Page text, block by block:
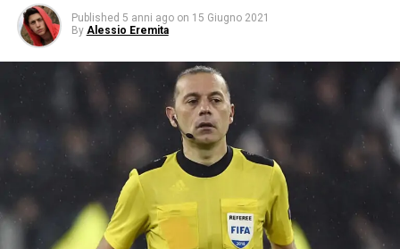
Published 5 anni ago on 15 Giugno 2021
By Alessio Eremita